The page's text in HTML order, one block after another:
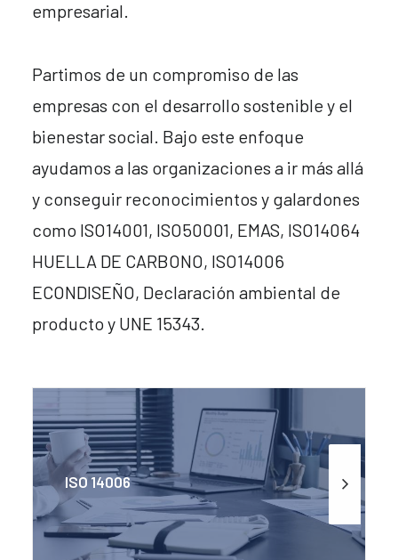
empresarial.
Partimos de un compromiso de las
empresas con el desarrollo sostenible y el
bienestar social. Bajo este enfoque
ayudamos a las organizaciones a ir más allá
y conseguir reconocimientos y galardones
como ISO14001, ISO50001, EMAS, ISO14064
HUELLA DE CARBONO, ISO14006
ECONDISEÑO, Declaración ambiental de
producto y UNE 15343.
ISO 14001